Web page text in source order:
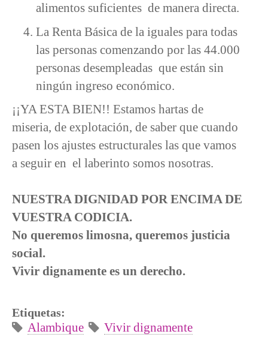
alimentos suficientes de manera directa.
La Renta Básica de la iguales para todas
las personas comenzando por las 44.000
personas desempleadas que están sin
ningún ingreso económico.
¡¡YA ESTA BIEN!! Estamos hartas de
miseria, de explotación, de saber que cuando
pasen los ajustes estructurales las que vamos
a seguir en el laberinto somos nosotras.
NUESTRA DIGNIDAD POR ENCIMA DE
VUESTRA CODICIA.
No queremos limosna, queremos justicia
social.
Vivir dignamente es un derecho.
Etiquetas:
Alambique
Vivir dignamente